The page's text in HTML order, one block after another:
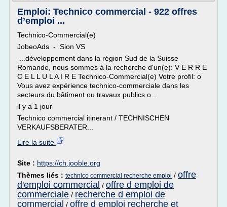
Emploi: Technico commercial - 922 offres
d’emploi ...
Technico-Commercial(e)
JobeoAds - Sion VS
...développement dans la région Sud de la Suisse
Romande, nous sommes à la recherche d'un(e): V E R R E
C E L L U L A I R E Technico-Commercial(e) Votre profil: o
Vous avez expérience technico-commerciale dans les
secteurs du bâtiment ou travaux publics o...
il y a 1 jour
Technico commercial itinerant / TECHNISCHEN
VERKAUFSBERATER...
Lire la suite
Site : https://ch.jooble.org
Thèmes liés : technico commercial recherche emploi / offre
d'emploi commercial / offre d emploi de
commerciale / recherche d emploi de
commercial / offre d emploi recherche et